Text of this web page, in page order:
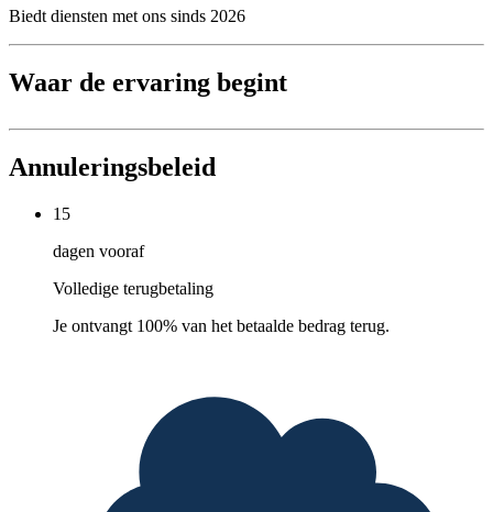
Biedt diensten met ons sinds 2026
Waar de ervaring begint
Annuleringsbeleid
15
dagen vooraf
Volledige terugbetaling
Je ontvangt 100% van het betaalde bedrag terug.